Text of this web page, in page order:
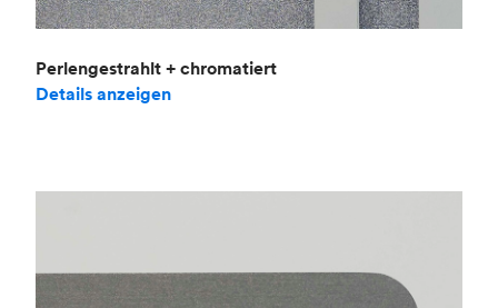
Perlengestrahlt + chromatiert
Details anzeigen